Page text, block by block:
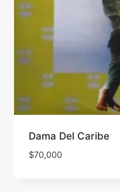
Dama Del Caribe
$70,000